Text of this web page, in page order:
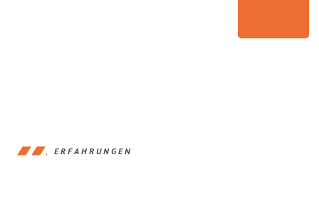
ERFAHRUNGEN